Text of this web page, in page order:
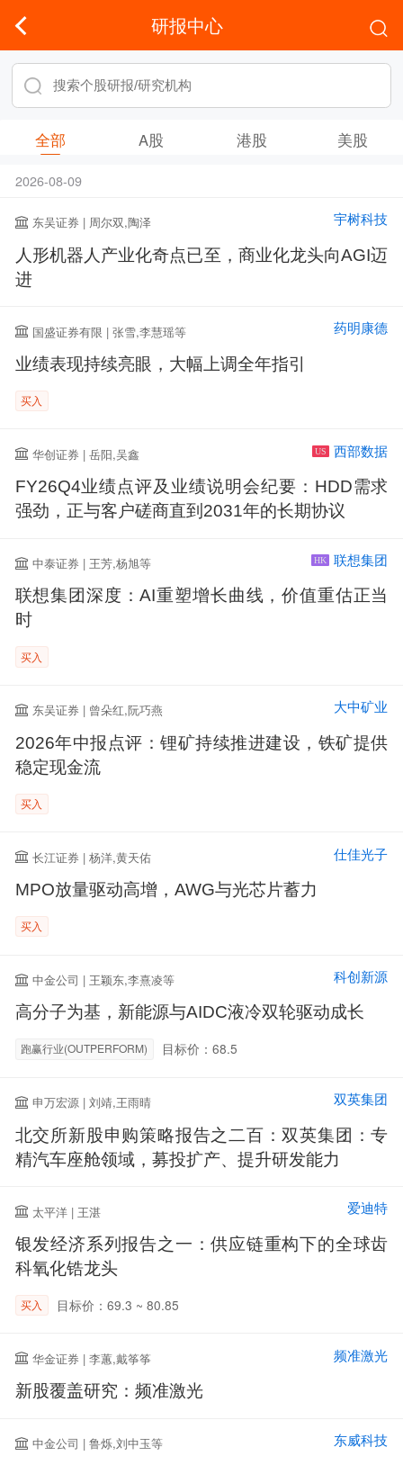
研报中心
全部 A股 港股 美股
2026-08-09
东吴证券 | 周尔双,陶泽 宇树科技
人形机器人产业化奇点已至，商业化龙头向AGI迈
进
国盛证券有限 | 张雪,李慧瑶等 药明康德
业绩表现持续亮眼，大幅上调全年指引
买入
华创证券 | 岳阳,吴鑫 US 西部数据
FY26Q4业绩点评及业绩说明会纪要：HDD需求
强劲，正与客户磋商直到2031年的长期协议
中泰证券 | 王芳,杨旭等 HK 联想集团
联想集团深度：AI重塑增长曲线，价值重估正当
时
买入
东吴证券 | 曾朵红,阮巧燕 大中矿业
2026年中报点评：锂矿持续推进建设，铁矿提供
稳定现金流
买入
长江证券 | 杨洋,黄天佑 仕佳光子
MPO放量驱动高增，AWG与光芯片蓄力
买入
中金公司 | 王颖东,李熹凌等 科创新源
高分子为基，新能源与AIDC液冷双轮驱动成长
跑赢行业(OUTPERFORM) 目标价：68.5
申万宏源 | 刘靖,王雨晴 双英集团
北交所新股申购策略报告之二百：双英集团：专
精汽车座舱领域，募投扩产、提升研发能力
太平洋 | 王湛 爱迪特
银发经济系列报告之一：供应链重构下的全球齿
科氧化锆龙头
买入 目标价：69.3 ~ 80.85
华金证券 | 李蕙,戴筝筝 频准激光
新股覆盖研究：频准激光
中金公司 | 鲁烁,刘中玉等 东威科技